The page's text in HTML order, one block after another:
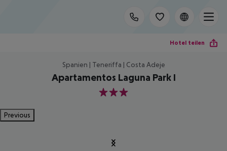
Hotel teilen
Spanien | Teneriffa | Costa Adeje
Apartamentos Laguna Park I
3
Previous